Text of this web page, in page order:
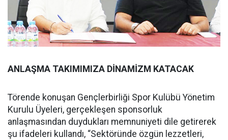
ANLAŞMA TAKIMIMIZA DİNAMİZM KATACAK
Törende konuşan Gençlerbirliği Spor Kulübü Yönetim
Kurulu Üyeleri, gerçekleşen sponsorluk
anlaşmasından duydukları memnuniyeti dile getirerek
şu ifadeleri kullandı, “Sektöründe özgün lezzetleri,